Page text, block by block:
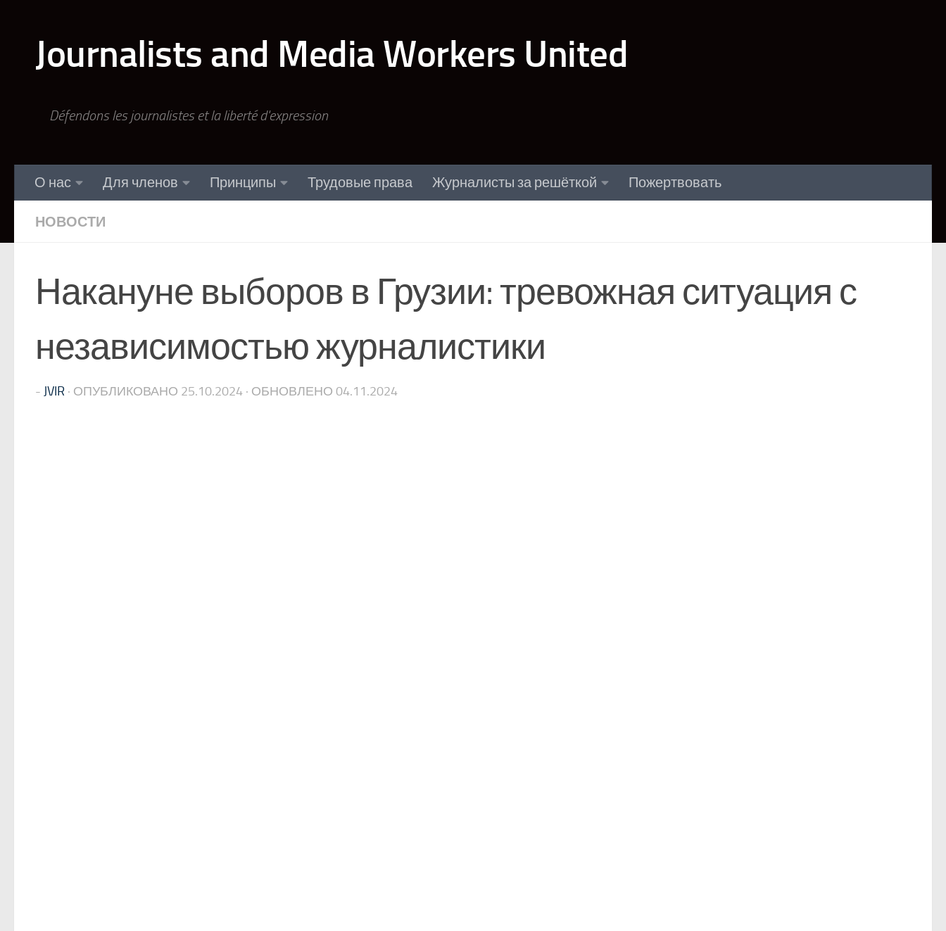
Journalists and Media Workers United
Défendons les journalistes et la liberté d'expression
О нас Для членов Принципы Трудовые права Журналисты за решёткой Пожертвовать
НОВОСТИ
Накануне выборов в Грузии: тревожная ситуация с
независимостью журналистики
- JVIR · ОПУБЛИКОВАНО 25.10.2024 · ОБНОВЛЕНО 04.11.2024